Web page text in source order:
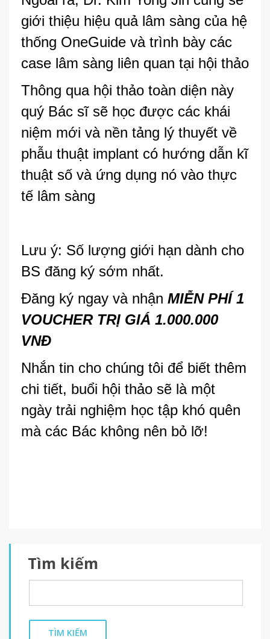
giới thiệu hiệu quả lâm sàng của hệ
thống OneGuide và trình bày các
case lâm sàng liên quan tại hội thảo
Thông qua hội thảo toàn diện này
quý Bác sĩ sẽ học được các khái
niệm mới và nền tảng lý thuyết về
phẫu thuật implant có hướng dẫn kĩ
thuật số và ứng dụng nó vào thực
tế lâm sàng
Lưu ý: Số lượng giới hạn dành cho
BS đăng ký sớm nhất.
Đăng ký ngay và nhận MIỄN PHÍ 1
VOUCHER TRỊ GIÁ 1.000.000
VNĐ
Nhắn tin cho chúng tôi để biết thêm
chi tiết, buổi hội thảo sẽ là một
ngày trải nghiệm học tập khó quên
mà các Bác không nên bỏ lỡ!
Tìm kiếm
TÌM KIẾM